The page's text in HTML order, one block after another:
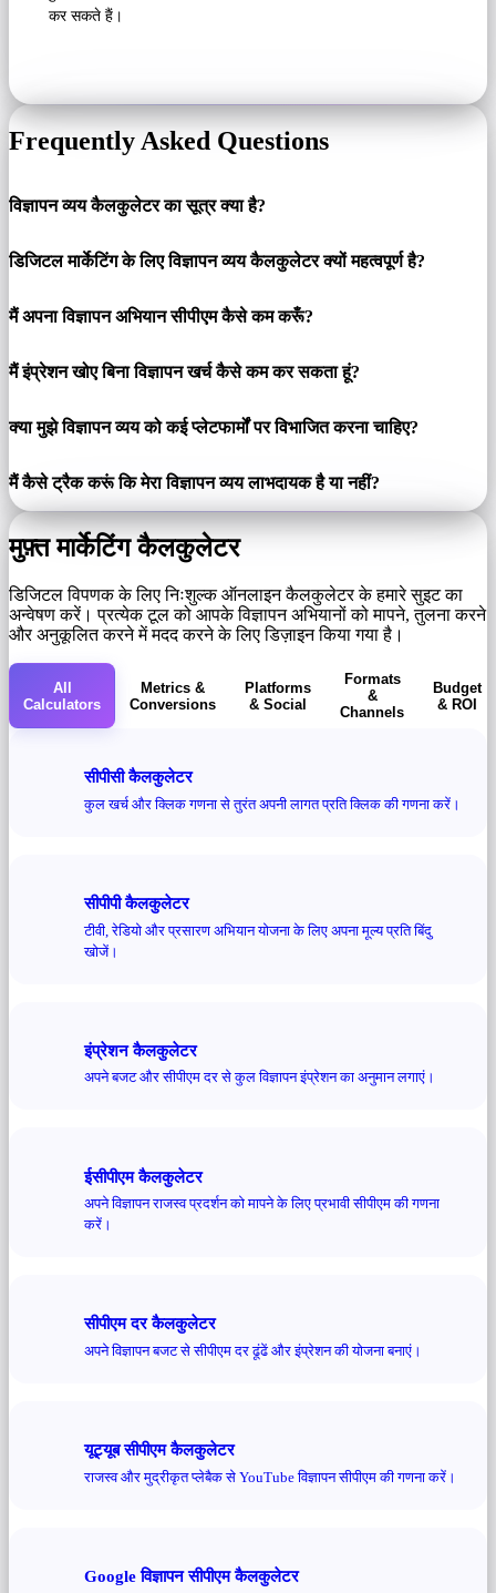
कर सकते हैं।
Frequently Asked Questions
विज्ञापन व्यय कैलकुलेटर का सूत्र क्या है?
डिजिटल मार्केटिंग के लिए विज्ञापन व्यय कैलकुलेटर क्यों महत्वपूर्ण है?
मैं अपना विज्ञापन अभियान सीपीएम कैसे कम करूँ?
मैं इंप्रेशन खोए बिना विज्ञापन खर्च कैसे कम कर सकता हूं?
क्या मुझे विज्ञापन व्यय को कई प्लेटफार्मों पर विभाजित करना चाहिए?
मैं कैसे ट्रैक करूं कि मेरा विज्ञापन व्यय लाभदायक है या नहीं?
मुफ़्त मार्केटिंग कैलकुलेटर
डिजिटल विपणक के लिए निःशुल्क ऑनलाइन कैलकुलेटर के हमारे सुइट का
अन्वेषण करें। प्रत्येक टूल को आपके विज्ञापन अभियानों को मापने, तुलना करने
और अनुकूलित करने में मदद करने के लिए डिज़ाइन किया गया है।
All
Calculators
Metrics &
Conversions
Platforms
& Social
Formats
&
Channels
Budget
& ROI
सीपीसी कैलकुलेटर
कुल खर्च और क्लिक गणना से तुरंत अपनी लागत प्रति क्लिक की गणना करें।
सीपीपी कैलकुलेटर
टीवी, रेडियो और प्रसारण अभियान योजना के लिए अपना मूल्य प्रति बिंदु
खोजें।
इंप्रेशन कैलकुलेटर
अपने बजट और सीपीएम दर से कुल विज्ञापन इंप्रेशन का अनुमान लगाएं।
ईसीपीएम कैलकुलेटर
अपने विज्ञापन राजस्व प्रदर्शन को मापने के लिए प्रभावी सीपीएम की गणना
करें।
सीपीएम दर कैलकुलेटर
अपने विज्ञापन बजट से सीपीएम दर ढूंढें और इंप्रेशन की योजना बनाएं।
यूट्यूब सीपीएम कैलकुलेटर
राजस्व और मुद्रीकृत प्लेबैक से YouTube विज्ञापन सीपीएम की गणना करें।
Google विज्ञापन सीपीएम कैलकुलेटर